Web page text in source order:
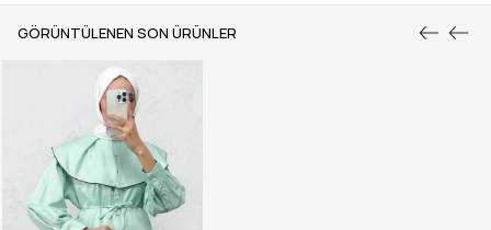
GÖRÜNTÜLENEN SON ÜRÜNLER